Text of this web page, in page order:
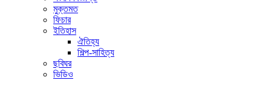
মুক্তমত
ফিচার
ইতিহাস
ঐতিহ্য
শিল্প-সাহিত্য
ছবিঘর
ভিডিও